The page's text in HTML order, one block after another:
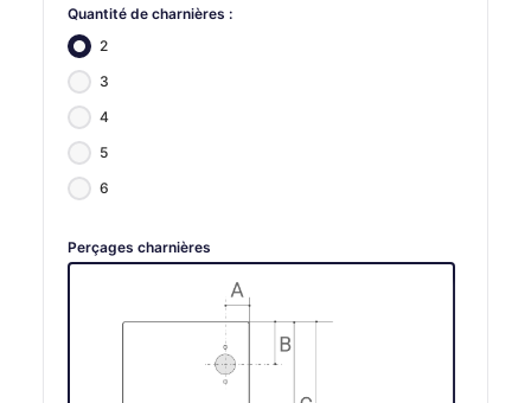
Quantité de charnières :
2
3
4
5
6
Perçages charnières